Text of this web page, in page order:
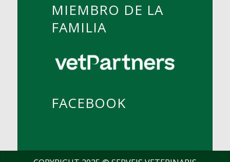
MIEMBRO DE LA
FAMILIA
FACEBOOK